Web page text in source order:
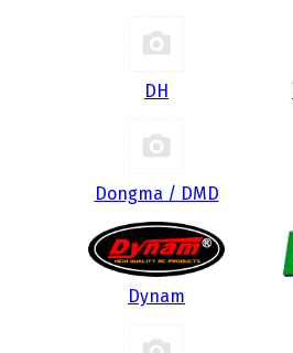
DH
Dongma / DMD
Dynam